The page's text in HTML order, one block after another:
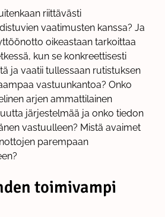
riittävästi
vaatimusten kanssa? Ja
oikeastaan tarkoittaa
kun se konkreettisesti
ja vaatii tullessaan rutistuksen
vastuunkantoa? Onko
arjen ammattilainen
järjestelmää ja onko tiedon
vastuulleen? Mistä avaimet
parempaan
toimivampi